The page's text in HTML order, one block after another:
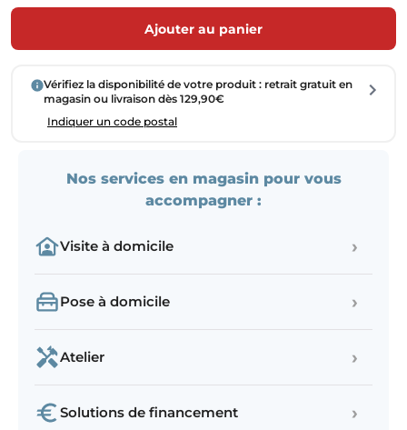
Ajouter au panier
Vérifiez la disponibilité de votre produit : retrait gratuit en
magasin ou livraison dès 129,90€
Indiquer un code postal
Nos services en magasin pour vous
accompagner :
Visite à domicile ›
Pose à domicile ›
Atelier ›
Solutions de financement ›